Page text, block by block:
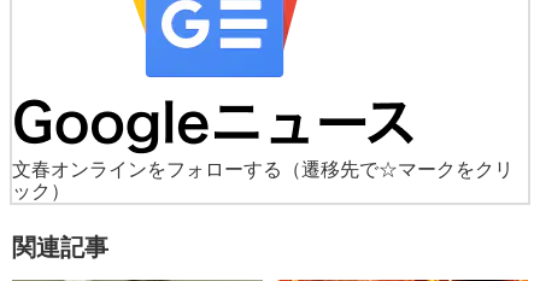
文春オンラインをフォローする
（遷移先で☆マークをクリ
ック）
関連記事